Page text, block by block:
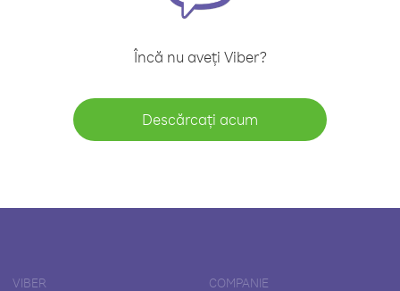
Încă nu aveți Viber?
Descărcați acum
VIBER COMPANIE